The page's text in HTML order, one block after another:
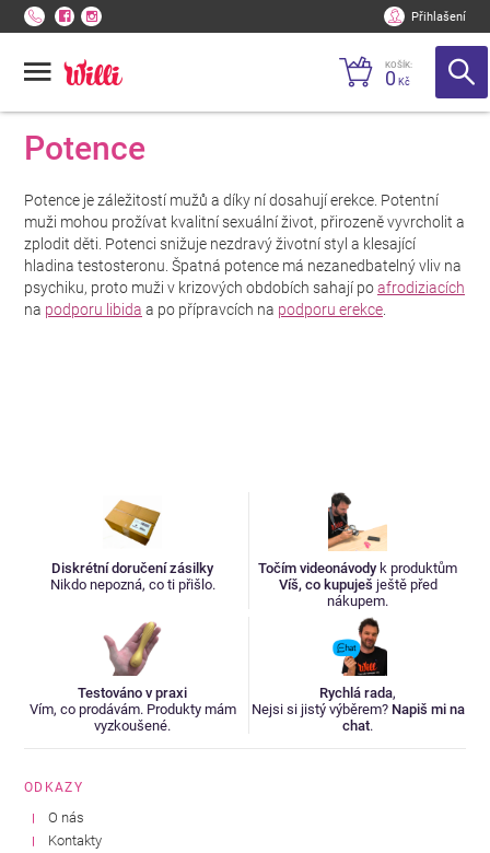
Přihlašení
KOŠÍK:
0 Kč
Potence
Potence je záležitostí mužů a díky ní dosahují erekce. Potentní
muži mohou prožívat kvalitní sexuální život, přirozeně vyvrcholit a
zplodit děti. Potenci snižuje nezdravý životní styl a klesající
hladina testosteronu. Špatná potence má nezanedbatelný vliv na
psychiku, proto muži v krizových obdobích sahají poafrodiziacích
na podporu libida a po přípravcích na podporu erekce.
Diskrétní doručení zásilky
Nikdo nepozná, co ti přišlo.
Točím videonávody k produktům
Víš, co kupuješ ještě před
nákupem.
Testováno v praxi
Vím, co prodávám. Produkty mám
vyzkoušené.
Rychlá rada,
Nejsi si jistý výběrem? Napiš mi na
chat.
ODKAZY
O nás
Kontakty